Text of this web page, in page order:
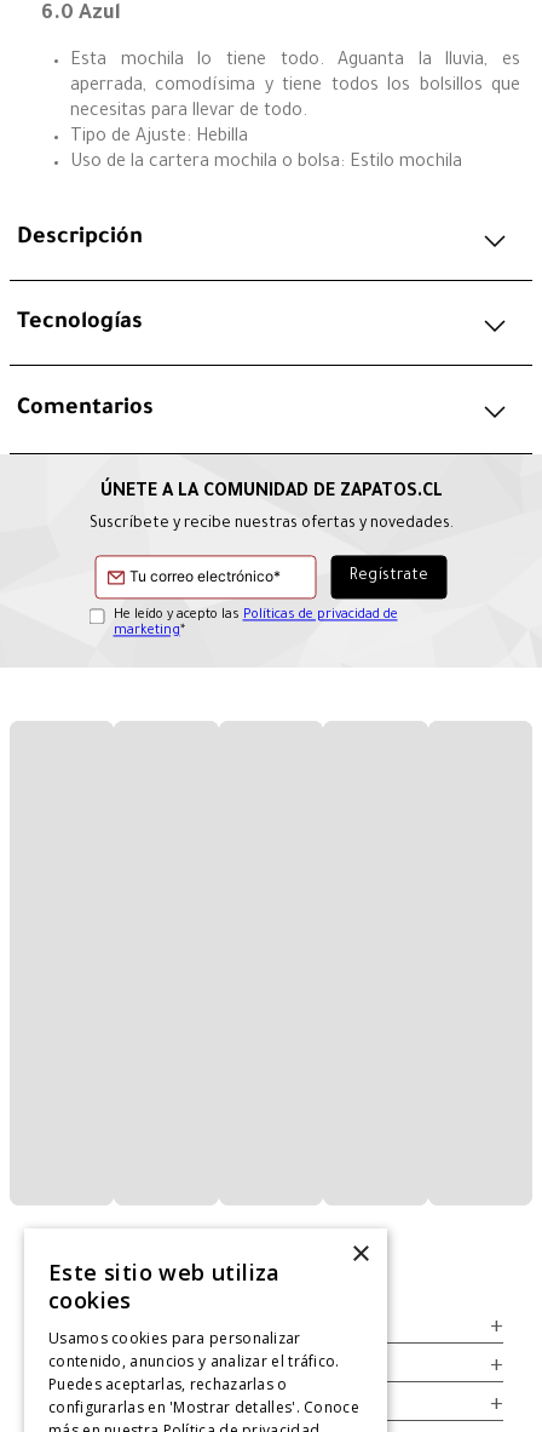
6.0 Azul
Esta mochila lo tiene todo. Aguanta la lluvia, es
aperrada, comodísima y tiene todos los bolsillos que
necesitas para llevar de todo.
Tipo de Ajuste: Hebilla
Uso de la cartera mochila o bolsa: Estilo mochila
Descripción
Tecnologías
Comentarios
Suscríbete y recibe nuestras ofertas y novedades.
He leído y acepto las Políticas de privacidad de
marketing*
+
Legal +
Cuenta +
×
Este sitio web utiliza
cookies
Usamos cookies para personalizar
contenido, anuncios y analizar el tráfico.
Puedes aceptarlas, rechazarlas o
configurarlas en 'Mostrar detalles'. Conoce